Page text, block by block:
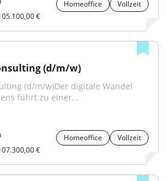
Homeoffice
Vollzeit
€
(d/m/w)
(d/m/w)Der digitale Wandel
führt zu einer...
Homeoffice
Vollzeit
€